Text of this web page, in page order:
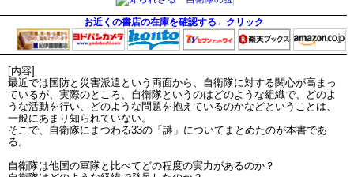
お近くの書店の在庫を確認する←クリック
[内容]
最近では国防と災害派遣という両面から、自衛隊に対する関心が高まっ
ているが、実際のところ、自衛隊というのはどのような組織で、どのよ
うな活動を行い、どのような問題を抱えているのかなどということは、
一般にあまり知られていない。
そこで、自衛隊にまつわる33の「謎」についてまとめたのが本書であ
る。
自衛隊は他国の軍隊と比べてどの程度の実力があるのか？